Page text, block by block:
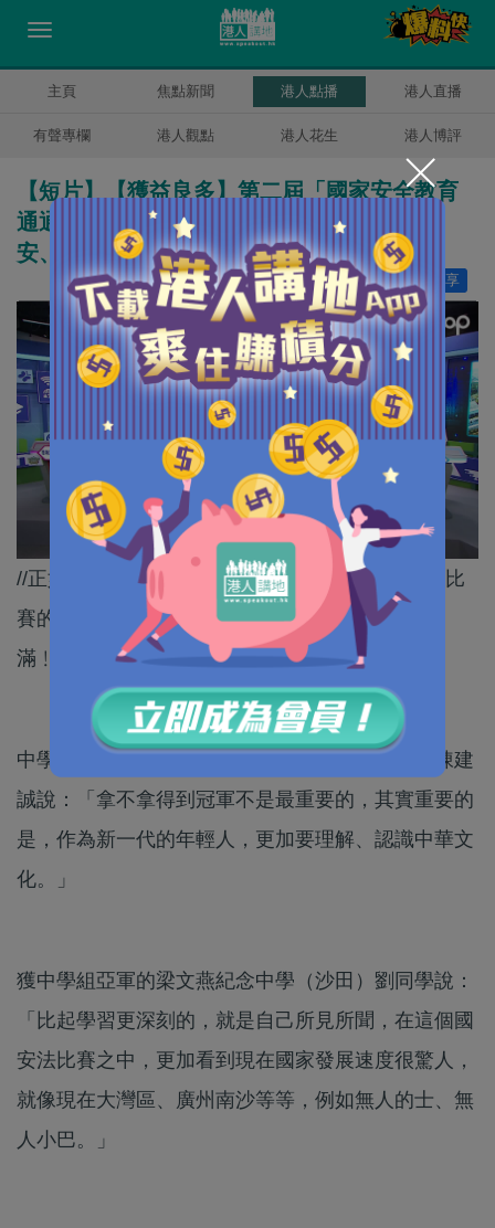
主頁 焦點新聞 港人點播 港人直播
有聲專欄 港人觀點 港人花生 港人博評
【短片】【獲益良多】第二屆「國家安全教育
通通識」校際挑戰賽圓滿收官 玩比賽、學國
安、了解國情 啟發同學追航天夢、自主學習
分享
讚好 17
//正如同學所言，國安跟日常生活息息相關，準備比
賽的過程，亦了解到祖國發展速度驚人，收穫滿
滿﹗//
中學組冠軍、香港管理專業協會羅桂祥中學學生陳建
誠說：「拿不拿得到冠軍不是最重要的，其實重要的
是，作為新一代的年輕人，更加要理解、認識中華文
化。」
獲中學組亞軍的梁文燕紀念中學（沙田）劉同學說：
「比起學習更深刻的，就是自己所見所聞，在這個國
安法比賽之中，更加看到現在國家發展速度很驚人，
就像現在大灣區、廣州南沙等等，例如無人的士、無
人小巴。」